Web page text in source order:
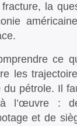
fracture, la
ce
les
du pétrole. Il
l’œuvre :
et de